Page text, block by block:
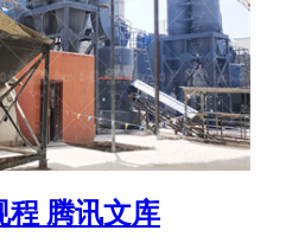
程 腾讯文库